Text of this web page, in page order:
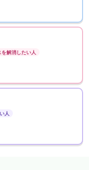
を解消したい人
人